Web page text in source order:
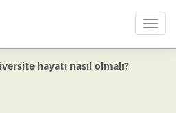
Menü
hayatı nasıl olmalı?